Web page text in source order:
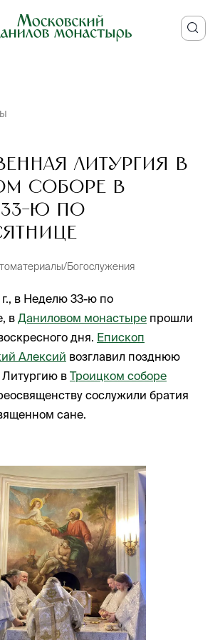
Литургия в
соборе в
33-ю по
Богослужения
г., в Неделю 33-ю по
в Даниловом монастыре прошли
дня. Епископ
Алексий возглавил позднюю
Литургию в Троицком соборе
сослужили братия
сане.